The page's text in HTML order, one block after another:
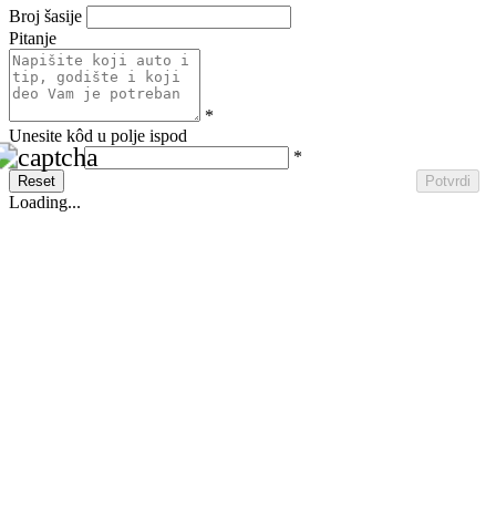
Broj šasije
Pitanje
*
Unesite kôd u polje ispod
*
Reset Potvrdi
Loading...